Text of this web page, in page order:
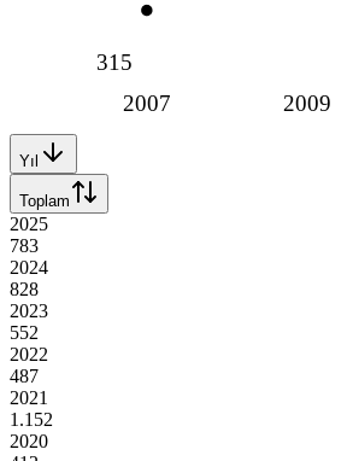
2007 2009
315
Yıl
Toplam
2025
783
2024
828
2023
552
2022
487
2021
1.152
2020